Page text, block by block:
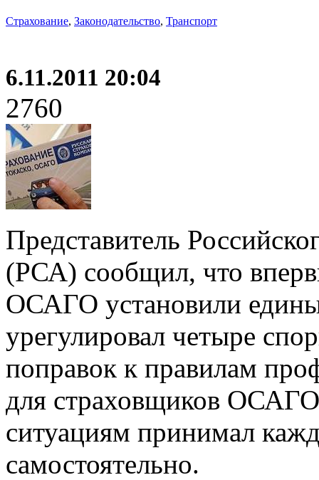
Страхование, Законодательство, Транспорт
6.11.2011 20:04
2760
Представитель
(РСА) сообщил, что
ОСАГО установили
урегулировал четыре
поправок к правилам
для страховщиков
ситуациям принимал
самостоятельно.